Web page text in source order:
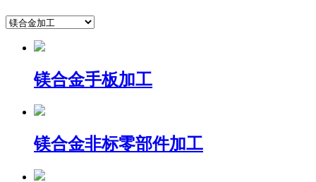
镁合金手板加工
镁合金非标零部件加工